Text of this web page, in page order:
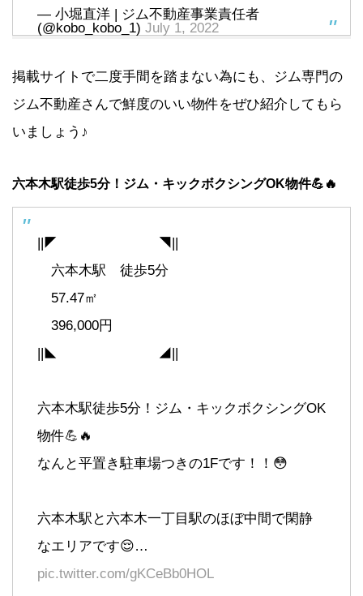
— 小堀直洋 | ジム不動産事業責任者
(@kobo_kobo_1) July 1, 2022
掲載サイトで二度手間を踏まない為にも、ジム専門の
ジム不動産さんで鮮度のいい物件をぜひ紹介してもら
いましょう♪
六本木駅徒歩5分！ジム・キックボクシングOK物件💪🔥
||◤ ◥||
六本木駅 徒歩5分
57.47㎡
396,000円
||◣ ◢||
六本木駅徒歩5分！ジム・キックボクシングOK
物件💪🔥
なんと平置き駐車場つきの1Fです！！😳
六本木駅と六本木一丁目駅のほぼ中間で閑静
なエリアです😌…
pic.twitter.com/gKCeBb0HOL